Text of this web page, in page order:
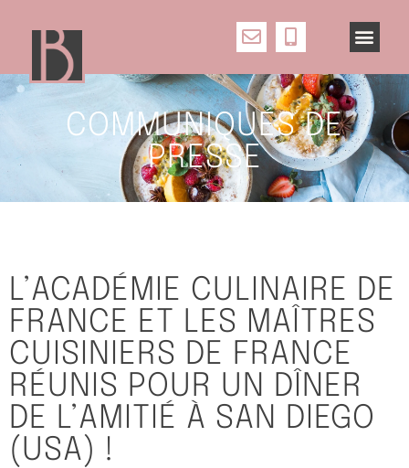
COMMUNIQUÉS DE
PRESSE
L’ACADÉMIE CULINAIRE DE
FRANCE ET LES MAÎTRES
CUISINIERS DE FRANCE
RÉUNIS POUR UN DÎNER
DE L’AMITIÉ À SAN DIEGO
(USA) !